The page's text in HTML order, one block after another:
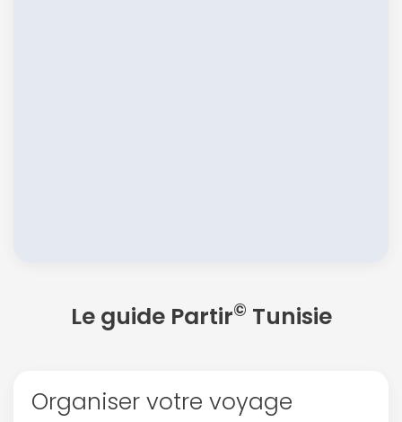
Le guide Partir© Tunisie
Organiser votre voyage